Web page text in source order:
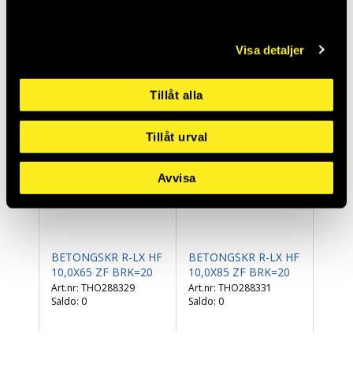
Visa detaljer
Tillåt alla
Tillåt urval
Avvisa
BETONGSKR R-LX HF
10,0X65 ZF BRK=20
THO288329
Saldo: 0
BETONGSKR R-LX HF
10,0X85 ZF BRK=20
THO288331
Saldo: 0